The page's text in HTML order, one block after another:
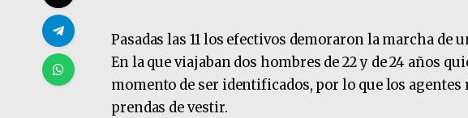
Pasadas las 11 los efectivos demoraron la marcha de
En la que viajaban dos hombres de 22 y de 24 años
momento de ser identificados, por lo que los
prendas de vestir.